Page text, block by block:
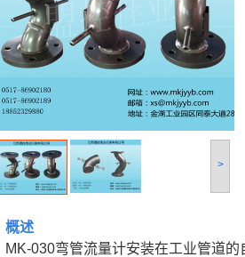
>
概述
MK-030弯管流量计安装在工业管道